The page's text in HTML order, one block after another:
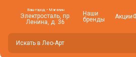
Ваш город • Магазин
Электросталь, пр.
Ленина, д. 36
Наши
бренды
Акции